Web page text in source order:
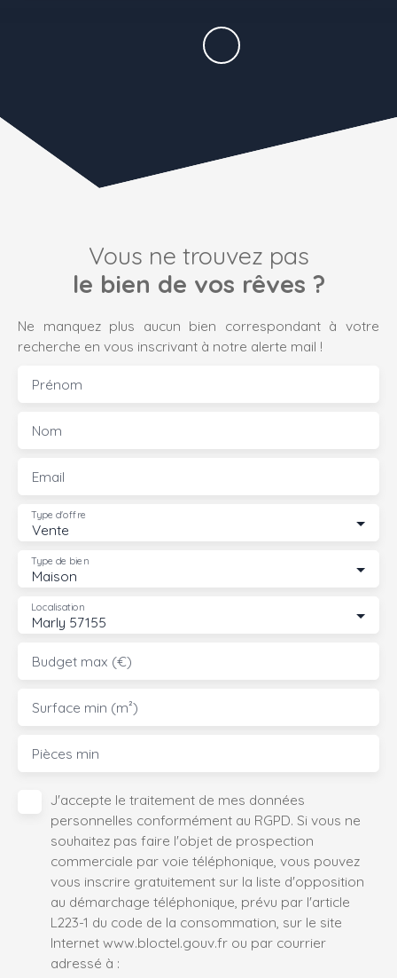
Vous ne trouvez pas
le bien de vos rêves ?
Ne manquez plus aucun bien correspondant à votre
recherche en vous inscrivant à notre alerte mail !
Prénom
Nom
Email
Vente
Type d'offre
Maison
Type de bien
Marly 57155
Localisation
Budget max (€)
Surface min (m²)
Pièces min
J'accepte le traitement de mes données
personnelles conformément au RGPD. Si vous ne
souhaitez pas faire l'objet de prospection
commerciale par voie téléphonique, vous pouvez
vous inscrire gratuitement sur la liste d'opposition
au démarchage téléphonique, prévu par l'article
L223-1 du code de la consommation, sur le site
Internet www.bloctel.gouv.fr ou par courrier
adressé à :